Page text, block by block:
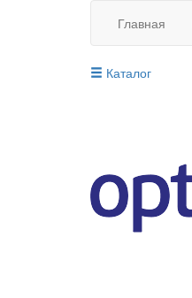
Главная
Каталог